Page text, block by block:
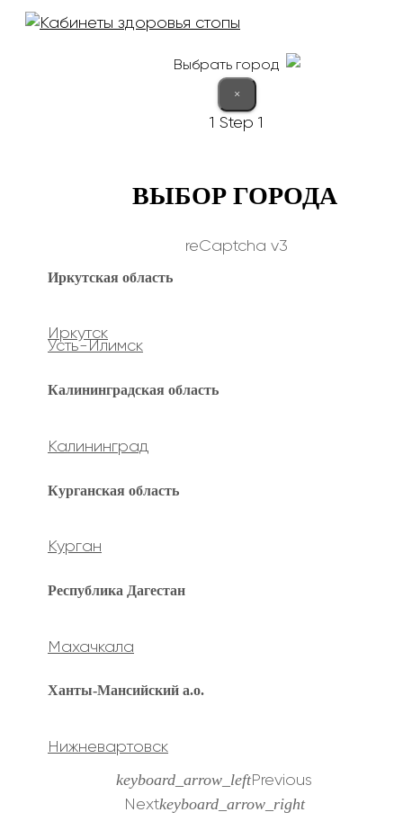
Выбрать город
×
1 Step 1
ВЫБОР ГОРОДА
reCaptcha v3
Иркутская область
Иркутск
Усть-Илимск
Калининградская область
Калининград
Курганская область
Курган
Республика Дагестан
Махачкала
Ханты-Мансийский а.о.
Нижневартовск
keyboard_arrow_leftPrevious
Nextkeyboard_arrow_right